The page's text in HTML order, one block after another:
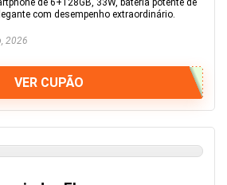
de 6+128GB, 33W, bateria potente de
com desempenho extraordinário.
2026
VER CUPÃO